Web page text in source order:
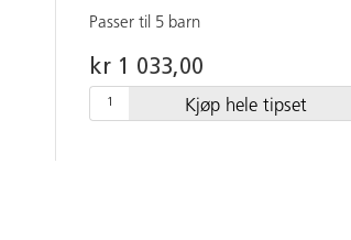
Passer til 5 barn
kr 1 033,00
Kjøp hele tipset